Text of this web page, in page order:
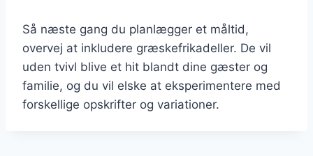
Så næste gang du planlægger et måltid,
overvej at inkludere græskefrikadeller. De vil
uden tvivl blive et hit blandt dine gæster og
familie, og du vil elske at eksperimentere med
forskellige opskrifter og variationer.